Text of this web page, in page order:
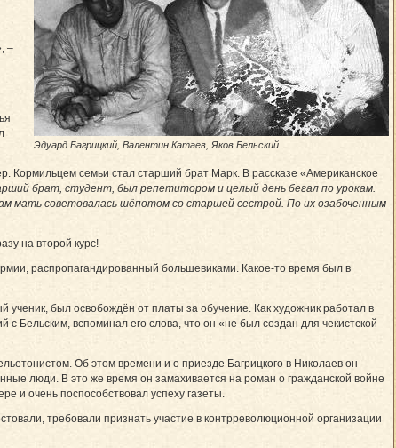
Эдуард Багрицкий, Валентин Катаев, Яков Бельский
–
Кормильцем семьи стал старший брат Марк. В рассказе «Американское
брат, студент, был репетитором и целый день бегал по урокам.
мать советовалась шёпотом со старшей сестрой. По их озабоченным
на второй курс!
распропагандированный большевиками. Какое-то время был в
ученик, был освобождён от платы за обучение. Как художник работал в
Бельским, вспоминал его слова, что он «не был создан для чекистской
Об этом времени и о приезде Багрицкого в Николаев он
люди. В это же время он замахивается на роман о гражданской войне
и очень поспособствовал успеху газеты.
требовали признать участие в контрреволюционной организации